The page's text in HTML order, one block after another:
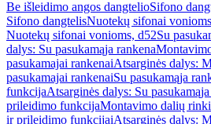
Be išleidimo angos dangtelioSifono
Sifono dangtelisNuotekų sifonai
Nuotekų sifonai vonioms, d52Su
dalys: Su pasukamąja rankena
pasukamajai rankenaiAtsarginės dalys:
pasukamajai rankenaiSu pasukamąja
funkcijaAtsarginės dalys: Su
prileidimo funkcijaMontavimo dalių
ir prileidimo funkcijaiAtsarginės dalys: